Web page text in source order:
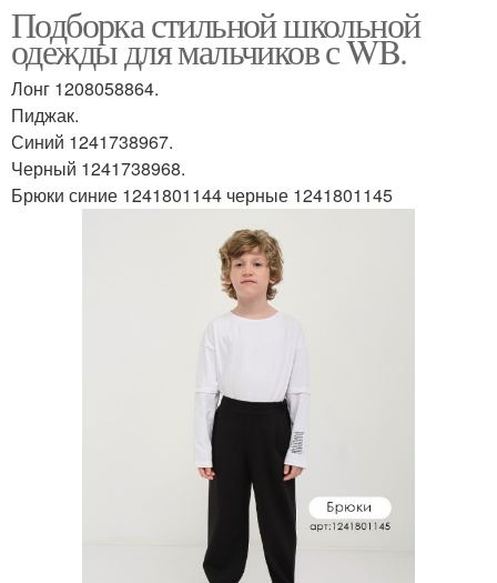
Подборка стильной школьной
одежды для мальчиков с WB.
Лонг 1208058864.
Пиджак.
Синий 1241738967.
Черный 1241738968.
Брюки синие 1241801144 черные 1241801145